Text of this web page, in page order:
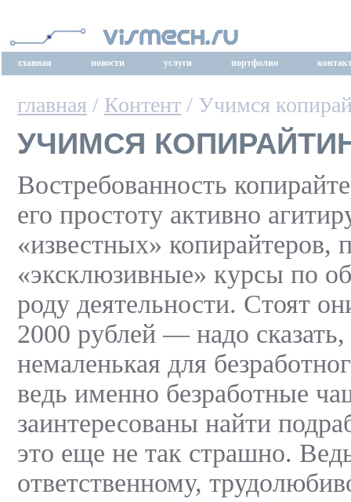
главная новости услуги портфолио
главная / Контент / Учимся
УЧИМСЯ
Востребованность
его простоту активно
«известных»
«эксклюзивные» курсы по
роду деятельности. Стоят
2000 рублей — надо
немаленькая для
ведь именно безработные
заинтересованы найти
это еще не так страшно.
ответственному,